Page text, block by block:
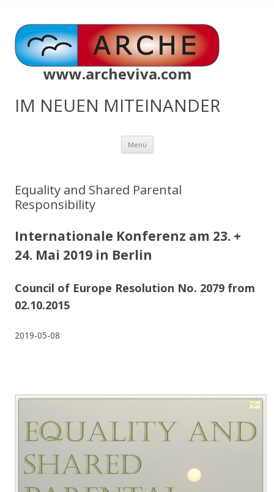
www.archeviva.com
IM NEUEN MITEINANDER
Menü Zum
springen
Equality and Shared Parental
Responsibility
Internationale Konferenz am 23. +
24. Mai 2019 in Berlin
Council of Europe Resolution No. 2079 from
02.10.2015
2019-05-08